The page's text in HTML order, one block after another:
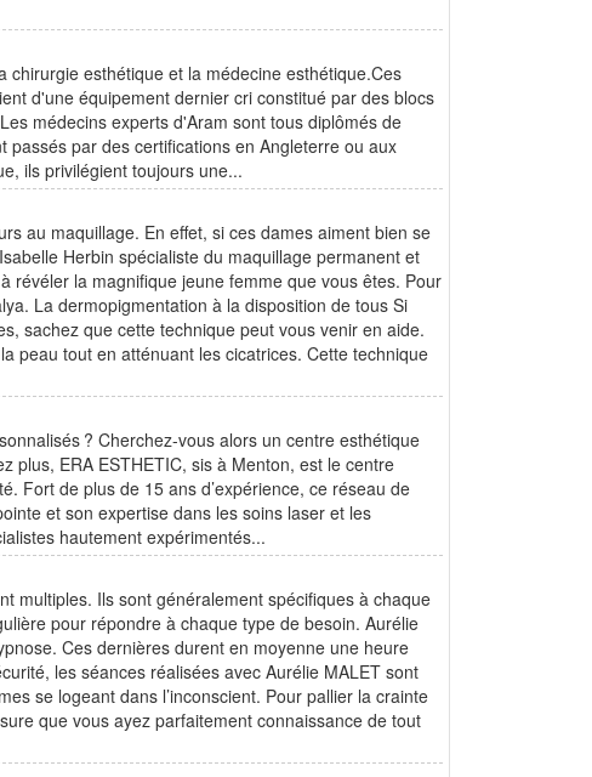
esthétique et la médecine esthétique.Ces
d'une équipement dernier cri constitué par des blocs
médecins experts d'Aram sont tous diplômés de
par des certifications en Angleterre ou aux
ils privilégient toujours une...
au maquillage. En effet, si ces dames aiment bien se
Herbin spécialiste du maquillage permanent et
révéler la magnifique jeune femme que vous êtes. Pour
La dermopigmentation à la disposition de tous Si
sachez que cette technique peut vous venir en aide.
peau tout en atténuant les cicatrices. Cette technique
? Cherchez-vous alors un centre esthétique
plus, ERA ESTHETIC, sis à Menton, est le centre
Fort de plus de 15 ans d’expérience, ce réseau de
et son expertise dans les soins laser et les
hautement expérimentés...
multiples. Ils sont généralement spécifiques à chaque
pour répondre à chaque type de besoin. Aurélie
Ces dernières durent en moyenne une heure
les séances réalisées avec Aurélie MALET sont
se logeant dans l’inconscient. Pour pallier la crainte
que vous ayez parfaitement connaissance de tout